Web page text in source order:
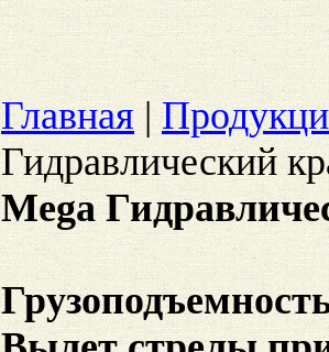
Главная |
Гидравлический
Mega